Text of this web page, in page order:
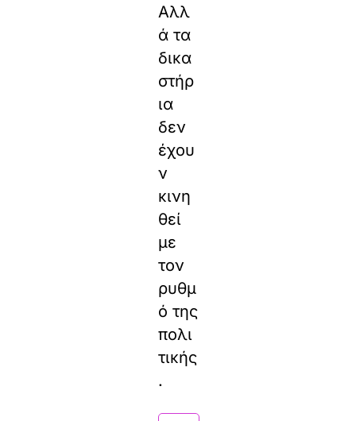
Αλλ
ά τα
δικα
στήρ
ια
δεν
έχου
ν
κινη
θεί
με
τον
ρυθμ
ό της
πολι
τικής
.